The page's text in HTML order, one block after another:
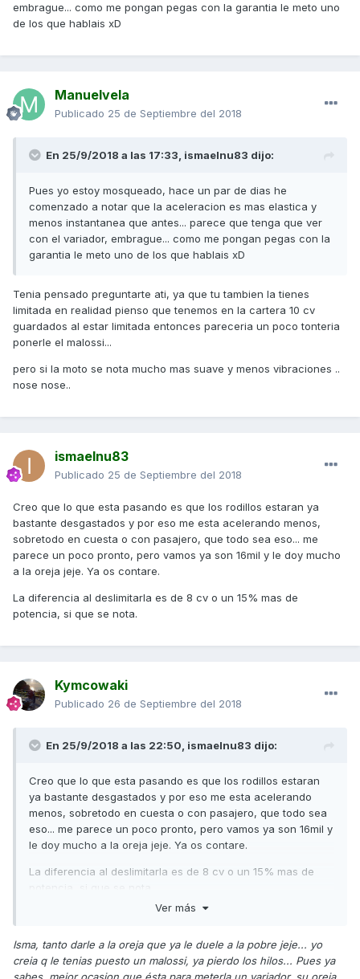
embrague... como me pongan pegas con la garantia le meto uno
de los que hablais xD
Manuelvela
Publicado 25 de Septiembre del 2018
En 25/9/2018 a las 17:33, ismaelnu83 dijo:
Pues yo estoy mosqueado, hace un par de dias he
comenzado a notar que la aceleracion es mas elastica y
menos instantanea que antes... parece que tenga que ver
con el variador, embrague... como me pongan pegas con la
garantia le meto uno de los que hablais xD
Tenia pensado preguntarte ati, ya que tu tambien la tienes
limitada en realidad pienso que tenemos en la cartera 10 cv
guardados al estar limitada entonces pareceria un poco tonteria
ponerle el malossi...
pero si la moto se nota mucho mas suave y menos vibraciones ..
nose nose..
ismaelnu83
Publicado 25 de Septiembre del 2018
Creo que lo que esta pasando es que los rodillos estaran ya
bastante desgastados y por eso me esta acelerando menos,
sobretodo en cuesta o con pasajero, que todo sea eso... me
parece un poco pronto, pero vamos ya son 16mil y le doy mucho
a la oreja jeje. Ya os contare.
La diferencia al deslimitarla es de 8 cv o un 15% mas de
potencia, si que se nota.
Kymcowaki
Publicado 26 de Septiembre del 2018
En 25/9/2018 a las 22:50, ismaelnu83 dijo:
Creo que lo que esta pasando es que los rodillos estaran
ya bastante desgastados y por eso me esta acelerando
menos, sobretodo en cuesta o con pasajero, que todo sea
eso... me parece un poco pronto, pero vamos ya son 16mil y
le doy mucho a la oreja jeje. Ya os contare.
La diferencia al deslimitarla es de 8 cv o un 15% mas de
Ver más
Isma, tanto darle a la oreja que ya le duele a la pobre jeje... yo
creia q le tenias puesto un malossi, ya pierdo los hilos... Pues ya